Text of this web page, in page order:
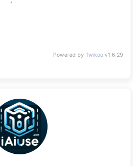
Powered by Twikoo v1.6.29